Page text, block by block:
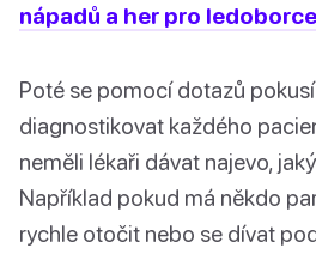
nápadů a her pro ledoborce
Poté se pomocí dotazů
diagnostikovat každého
neměli lékaři dávat najevo,
Například pokud má někdo
rychle otočit nebo se dívat